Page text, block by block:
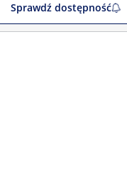
Sprawdź dostępność